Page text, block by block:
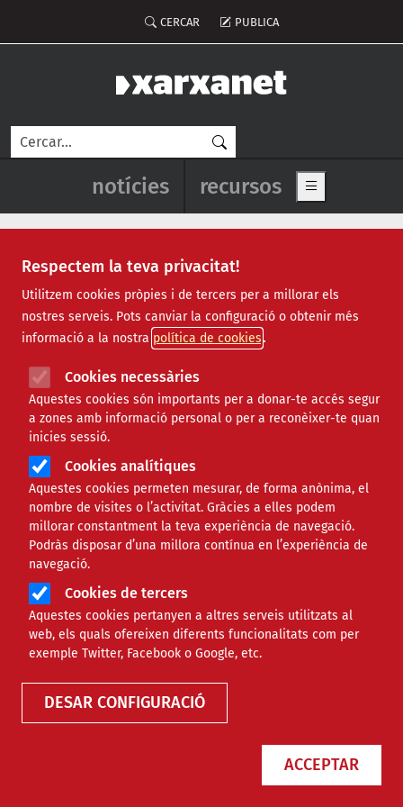
Respectem la teva privacitat!
Utilitzem cookies pròpies i de tercers per a millorar els
nostres serveis. Pots canviar la configuració o obtenir més
informació a la nostra política de cookies
Cookies necessàries
Aquestes cookies són importants per a donar-te accés segur
a zones amb informació personal o per a reconèixer-te quan
inicies sessió.
Cookies analítiques
Aquestes cookies permeten mesurar, de forma anònima, el
nombre de visites o l’activitat. Gràcies a elles podem
millorar constantment la teva experiència de navegació.
Podràs disposar d’una millora contínua en l’experiència de
navegació.
Cookies de tercers
Aquestes cookies pertanyen a altres serveis utilitzats al
web, els quals ofereixen diferents funcionalitats com per
exemple Twitter, Facebook o Google, etc.
DESAR CONFIGURACIÓ
ACCEPTAR
Menú del compte d'usuari
CERCAR PUBLICA
Cerca
Navegació principal de
notícies recursos Show main
Notícies
Totes | Ambiental | Comunitari | Cultural | Social
|
Internacional | Projectes | Jurídic | Tecnològic
Formació